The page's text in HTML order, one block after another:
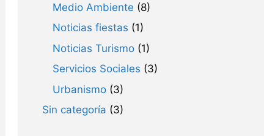
Medio Ambiente (8)
Noticias fiestas (1)
Noticias Turismo(1)
Servicios Sociales (3)
Urbanismo(3)
Sin categoría (3)